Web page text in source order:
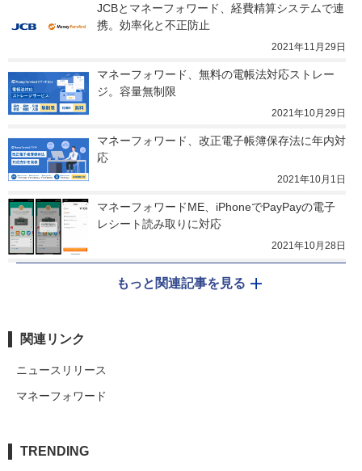
JCBとマネーフォワード、経費精算システムで連
携。効率化と不正防止
2021年11月29日
マネーフォワード、無料の電帳法対応ストレー
ジ。容量無制限
2021年10月29日
マネーフォワード、改正電子帳簿保存法に年内対
応
2021年10月1日
マネーフォワードME、iPhoneでPayPayの電子
レシート読み取りに対応
2021年10月28日
もっと関連記事を見る
関連リンク
ニュースリリース
マネーフォワード
TRENDING